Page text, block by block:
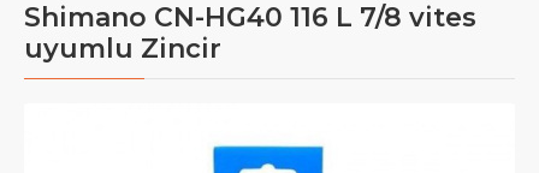
Shimano CN-HG40 116 L 7/8 vites
uyumlu Zincir